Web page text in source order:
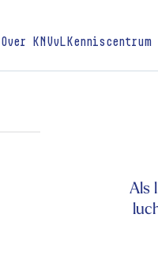
Over KNVvL Kenniscentrum
Als